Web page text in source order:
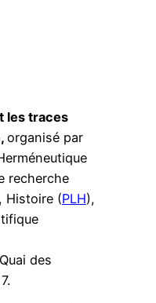
les traces
organisé par
recherche
Histoire (PLH),
des